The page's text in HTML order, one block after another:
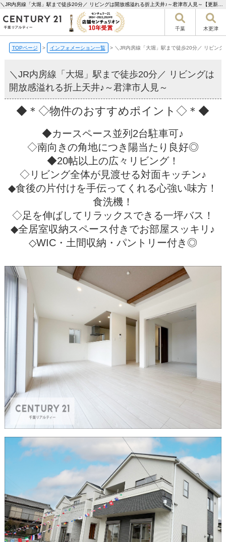
千葉 木更津
TOPページ > インフォメーション一覧 > ＼JR内房線「大堀」駅まで徒歩20分／ リビン
＼JR内房線「大堀」駅まで徒歩20分／ リビングは
開放感溢れる折上天井♪～君津市人見～
◆＊◇物件のおすすめポイント◇＊◆
◆カースペース並列2台駐車可♪
◇南向きの角地につき陽当たり良好◎
◆20帖以上の広々リビング！
◇リビング全体が見渡せる対面キッチン♪
◆食後の片付けを手伝ってくれる心強い味方！
食洗機！
◇足を伸ばしてリラックスできる一坪バス！
◆全居室収納スペース付きでお部屋スッキリ♪
◇WIC・土間収納・パントリー付き◎